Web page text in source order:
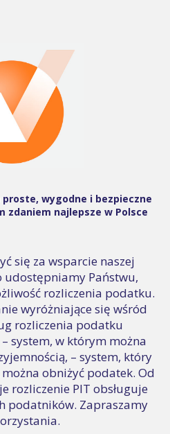
wygodne i bezpieczne
zdaniem najlepsze w Polsce
się za wsparcie naszej
udostępniamy Państwu,
rozliczenia podatku.
wyróżniające się wśród
rozliczenia podatku
system, w którym można
– system, który
obniżyć podatek. Od
rozliczenie PIT obsługuje
podatników. Zapraszamy